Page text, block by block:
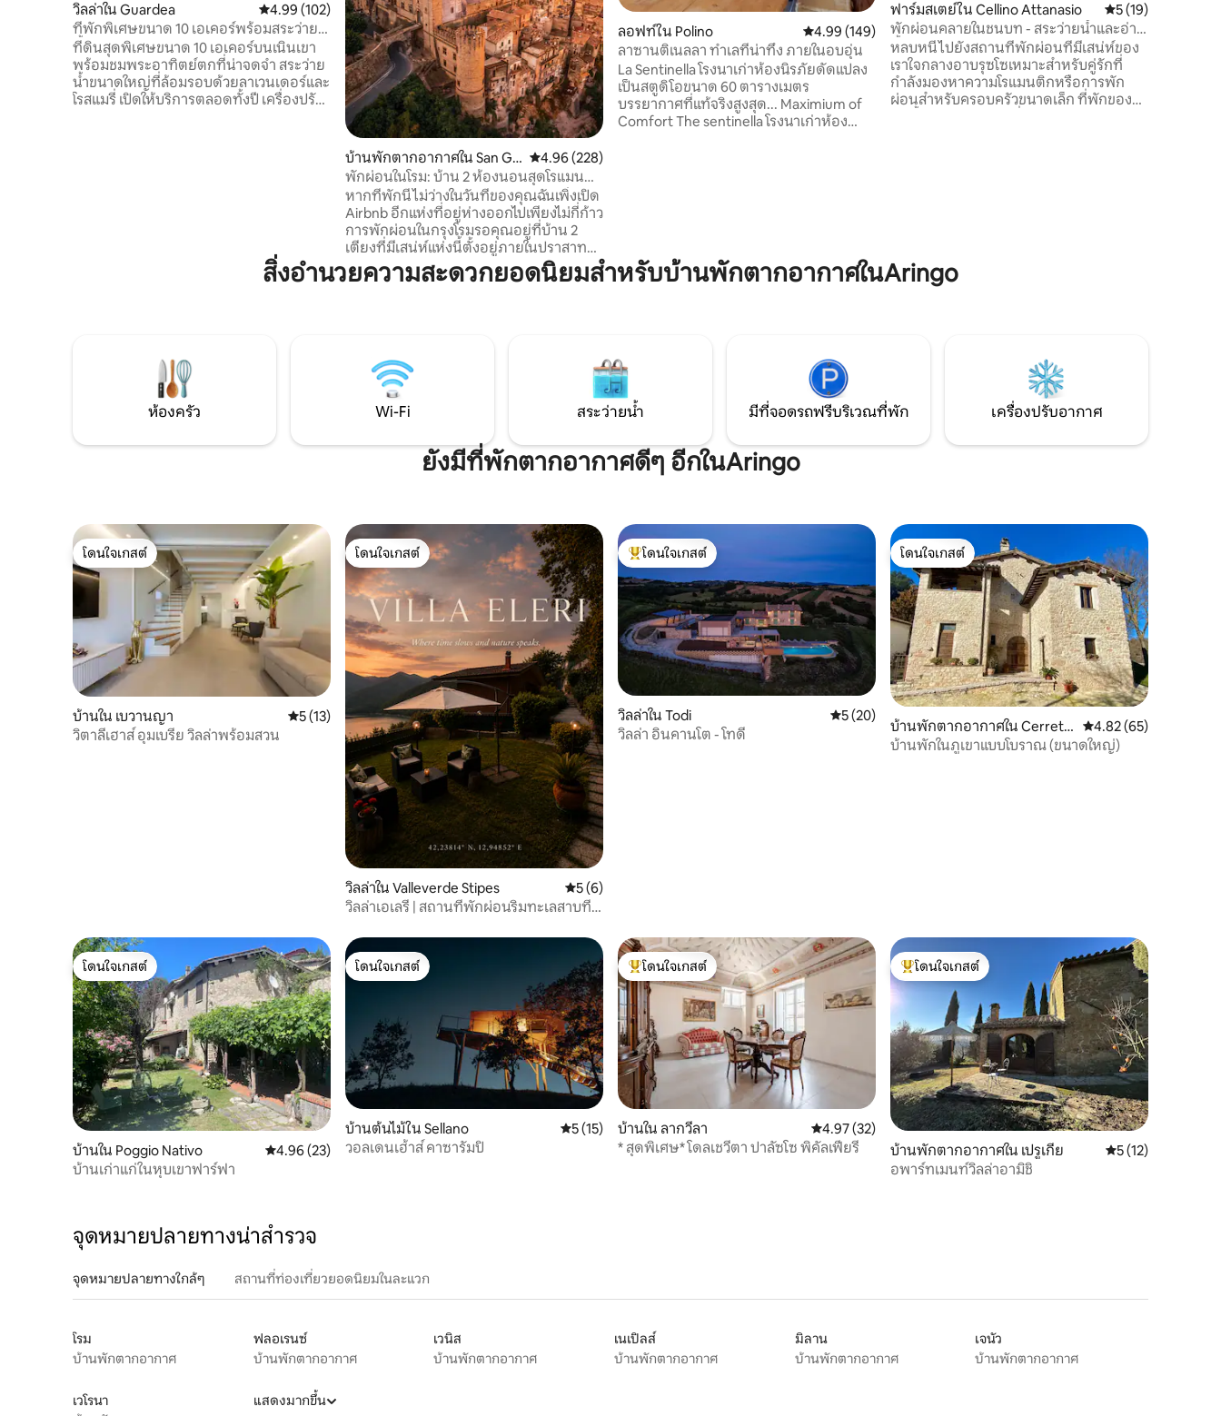
วิลล่าใน Guardea คะแนนเฉลี่ย 4.99 จาก 5, 102 รีวิว
4.99 (102)
ที่พักพิเศษขนาด 10 เอเคอร์พร้อมสระว่าย
น้ำและสวนมะกอก
ที่ดินสุดพิเศษขนาด 10 เอเคอร์บนเนินเขา
พร้อมชมพระอาทิตย์ตกที่น่าจดจำ สระว่าย
น้ำขนาดใหญ่ที่ล้อมรอบด้วยลาเวนเดอร์และ
โรสแมรี่ เปิดให้บริการตลอดทั้งปี เครื่องปรับ
ฟลอเรนซ์ขับรถ 5 นาทีถึงร้านค้าในเมือง
บ้านพักตากอากาศใน San Gr
egorio da Sassola
คะแนนเฉลี่ย 4.96 จาก 5, 228 รีวิว
4.96 (228)
พักผ่อนในโรม: บ้าน 2 ห้องนอนสุดโรแมนติก
ในกำแพงปราสาท
หากที่พักนี้ไม่ว่างในวันที่ของคุณฉันเพิ่งเปิด
Airbnb อีกแห่งที่อยู่ห่างออกไปเพียงไม่กี่ก้าว
การพักผ่อนในกรุงโรมรอคุณอยู่ที่บ้าน 2
เตียงที่มีเสน่ห์แห่งนี้ตั้งอยู่ภายในปราสาท
บอร์โกเหมาะสำหรับการพักผ่อนสุดโรแมน
ติก ขับรถเพียง 30 นาทีถึงสกีรีสอร์ทที่ใกล้
เพียง 45 นาทีถึง Skii Resorts ที่ใกล้ที่สุด
อินเทอร์เน็ตส่วนตัวและพื้นที่ทำงาน
ลอฟท์ใน Polino คะแนนเฉลี่ย 4.99 จาก 5, 149 รีวิว
4.99 (149)
ลาซานติเนลลา ทำเลที่น่าทึ่ง ภายในอบอุ่น
La Sentinella โรงนาเก่าห้องนิรภัยดัดแปลง
เป็นสตูดิโอขนาด 60 ตารางเมตร
บรรยากาศที่แท้จริงสูงสุด... Maximium of
Comfort The sentinella โรงนาเก่าห้อง
โอขนาด 60 ตารางเมตร บรรยากาศที่แท้จริง
สูงสุด... ความสะดวกสบายสูงสุด
ฟาร์มสเตย์ใน Cellino Attanasio คะแนนเฉลี่ย 5 จาก
5 (19)
พักผ่อนคลายในชนบท - สระว่ายน้ำและอ่าง
น้ำร้อน
หลบหนีไปยังสถานที่พักผ่อนที่มีเสน่ห์ของ
เราใจกลางอาบรุซโซเหมาะสำหรับคู่รักที่
กำลังมองหาความโรแมนติกหรือการพัก
ผ่อนสำหรับครอบครัวขนาดเล็ก ที่พักของ
สิ่งอำนวยความสะดวกยอดนิยมสำหรับบ้านพักตากอากาศในAringo
ห้องครัว Wi-Fi สระว่ายน้ำ มีที่จอดรถฟรีบริเวณที่พัก เครื่องปรับอากาศ
ยังมีที่พักตากอากาศดีๆ อีกในAringo
โดนใจเกสต์
โดนใจเกสต์
บ้านใน เบวานญา คะแนนเฉลี่ย 5 จาก 5, 13 รีวิว
5 (13)
วิตาลีเฮาส์ อุมเบรีย วิลล่าพร้อมสวน
โดนใจเกสต์
โดนใจเกสต์
วิลล่าใน Valleverde Stipes คะแนนเฉลี่ย 5 จาก 5, 6 รีวิว
5 (6)
วิลล่าเอเลรี | สถานที่พักผ่อนริมทะเลสาบที่
โดนใจเกสต์ที่สุด
โดนใจเกสต์
วิลล่าใน Todi คะแนนเฉลี่ย 5 จาก 5, 20 รีวิว
5 (20)
วิลล่า อินคานโต - โทดี
โดนใจเกสต์
โดนใจเกสต์
บ้านพักตากอากาศใน Cerreto
di Spoleto
คะแนนเฉลี่ย 4.82 จาก
4.82 (65)
บ้านพักในภูเขาแบบโบราณ (ขนาดใหญ่)
โดนใจเกสต์
โดนใจเกสต์
บ้านใน Poggio Nativo คะแนนเฉลี่ย 4.96 จาก 5, 23 รีวิว
4.96 (23)
บ้านเก่าแก่ในหุบเขาฟาร์ฟา
โดนใจเกสต์
โดนใจเกสต์
บ้านต้นไม้ใน Sellano คะแนนเฉลี่ย 5 จาก 5, 15 รีวิว
5 (15)
วอลเดนเฮ้าส์ คาซารัมปิ
โดนใจเกสต์ที่สุด
โดนใจเกสต์
บ้านใน ลากวีลา คะแนนเฉลี่ย 4.97 จาก 5, 32 รีวิว
4.97 (32)
* สุดพิเศษ* โดลเชวีตา ปาลัซโซ พิคัลเฟียรี
โดนใจเกสต์ที่สุด
โดนใจเกสต์
บ้านพักตากอากาศใน เปรูเกีย คะแนนเฉลี่ย 5 จาก
5 (12)
อพาร์ทเมนท์วิลล่าอามิชิ
จุดหมายปลายทางน่าสำรวจ
จุดหมายปลายทางใกล้ๆ สถานที่ท่องเที่ยวยอดนิยมในละแวก
โรม
บ้านพักตากอากาศ
ฟลอเรนซ์
บ้านพักตากอากาศ
เวนิส
บ้านพักตากอากาศ
เนเปิลส์
บ้านพักตากอากาศ
มิลาน
บ้านพักตากอากาศ
เจนัว
บ้านพักตากอากาศ
เวโรนา
แสดงมากขึ้น